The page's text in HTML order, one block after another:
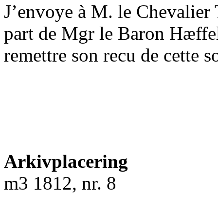
J’envoye à M. le
part de Mgr le Baron
remettre son recu de cette
Arkivplacering
m3 1812, nr. 8